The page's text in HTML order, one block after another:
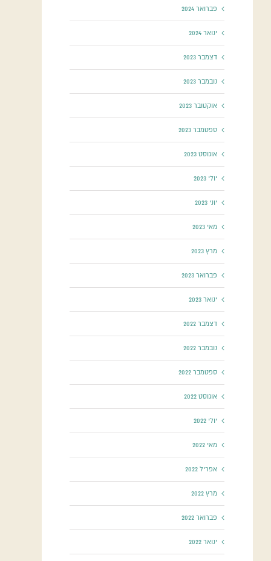
פברואר 2024
ינואר 2024
דצמבר 2023
נובמבר 2023
אוקטובר 2023
ספטמבר 2023
אוגוסט 2023
יולי 2023
יוני 2023
מאי 2023
מרץ 2023
פברואר 2023
ינואר 2023
דצמבר 2022
נובמבר 2022
ספטמבר 2022
אוגוסט 2022
יולי 2022
מאי 2022
אפריל 2022
מרץ 2022
פברואר 2022
ינואר 2022